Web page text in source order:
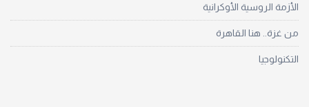
الأزمة الروسية الأوكرانية
من غزة.. هنا القاهرة
التكنولوجيا